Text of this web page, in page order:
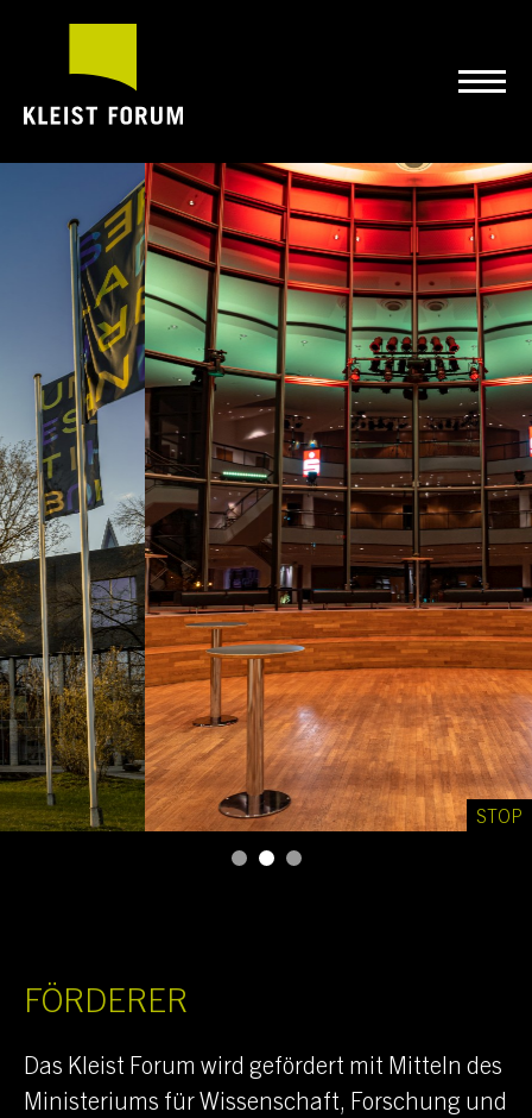
STOP
FÖRDERER
Das Kleist Forum wird gefördert mit Mitteln des
Ministeriums für Wissenschaft, Forschung und